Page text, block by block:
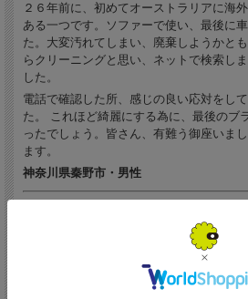
２６年前に、初めてオーストラリアに海
ある一つです。ソファーで使い、最後に
た。大変汚れてしまい、廃棄しようかと
らクリーニングと思い、ネットで検索し
した。
電話で確認した所、感じの良い応対をし
た。 これほど綺麗にする為に、最後のブ
ったでしょう。皆さん、有難う御座いま
ます。
神奈川県秦野市・男性
商品受け取りました。使えずにいたムー
グされて戻ってきました。 得した気分で